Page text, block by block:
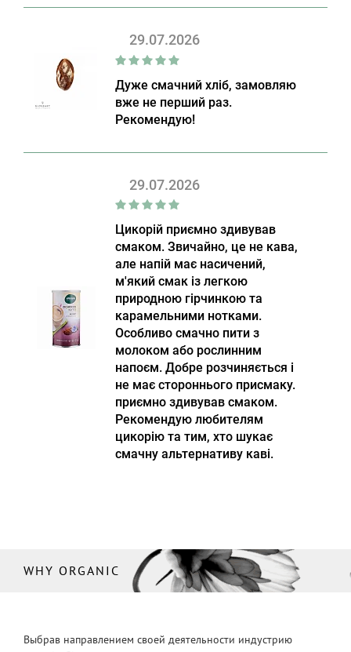
29.07.2026
Дуже смачний хліб, замовляю
вже не перший раз.
Рекомендую!
29.07.2026
Цикорій приємно здивував
смаком. Звичайно, це не кава,
але напій має насичений,
м'який смак із легкою
природною гірчинкою та
карамельними нотками.
Особливо смачно пити з
молоком або рослинним
напоєм. Добре розчиняється і
не має стороннього присмаку.
приємно здивував смаком.
Рекомендую любителям
цикорію та тим, хто шукає
смачну альтернативу каві.
WHY ORGANIC
Выбрав направлением своей деятельности индустрию